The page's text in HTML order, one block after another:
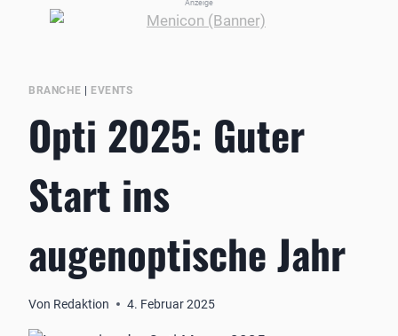
Anzeige
BRANCHE EVENTS
Opti 2025: Guter
Start ins
augenoptische Jahr
Von Redaktion 4. Februar 2025